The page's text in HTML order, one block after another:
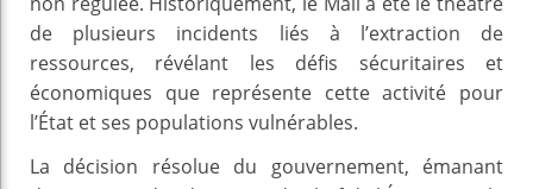
de plusieurs incidents liés à l’extraction de
ressources, révélant les défis sécuritaires et
économiques que représente cette activité pour
l’État et ses populations vulnérables.
La décision résolue du gouvernement, émanant